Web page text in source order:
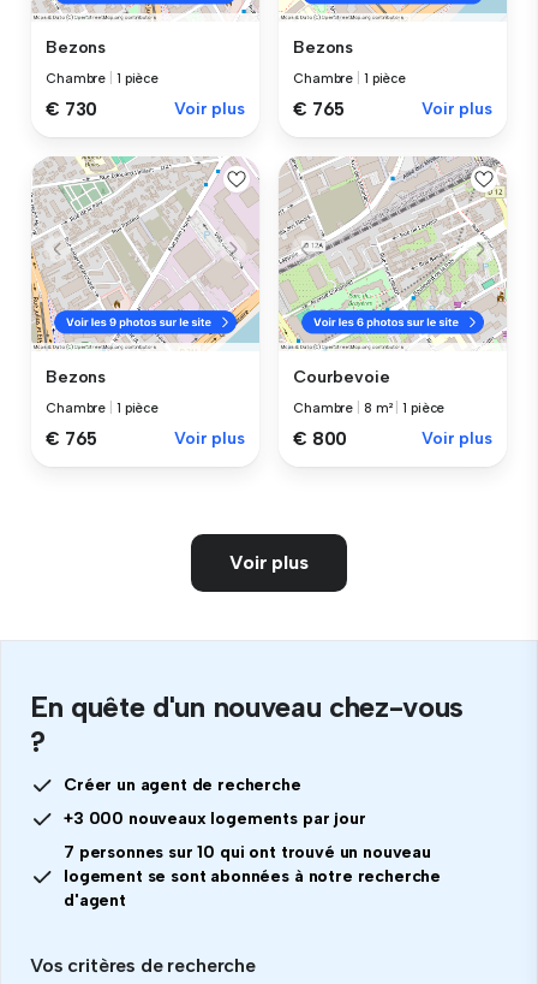
Bezons
Chambre 1 pièce
€ 730 Voir plus
Bezons
Chambre 1 pièce
€ 765 Voir plus
Bezons
Chambre 1 pièce
€ 765 Voir plus
Courbevoie
Chambre 8 m² |1 pièce
€ 800 Voir plus
Voir plus
En quête d'un nouveau chez-vous
?
Créer un agent de recherche
+3 000 nouveaux logements par jour
7 personnes sur 10 qui ont trouvé un nouveau
logement se sont abonnées à notre recherche
d'agent
Vos critères de recherche